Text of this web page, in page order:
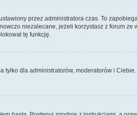
przez administratora czas. To
niezalecane, jeżeli korzystasz z forum ze
tę funkcję.
tylko dla administratorów, moderatorów i